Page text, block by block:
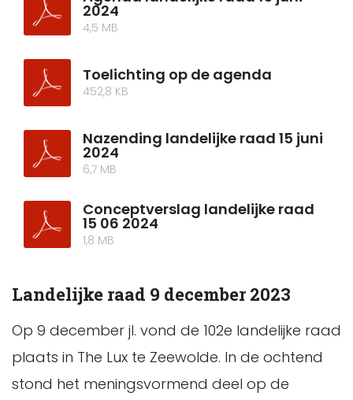
2024
4,5 MB
Toelichting op de agenda
452,8 KB
Nazending landelijke raad 15 juni
2024
6,7 MB
Conceptverslag landelijke raad
15 06 2024
1,8 MB
Landelijke raad 9 december 2023
Op 9 december jl. vond de 102e landelijke raad
plaats in The Lux te Zeewolde. In de ochtend
stond het meningsvormend deel op de